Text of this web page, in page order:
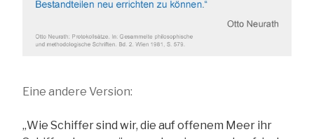
Eine andere Version:
„Wie Schiffer sind wir, die auf offenem Meer ihr